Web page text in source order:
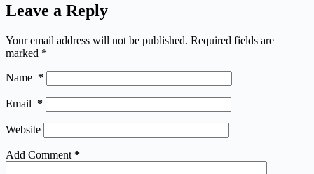
Leave a Reply
Your email address will not be published. Required fields are
marked *
Name *
Email *
Website
Add Comment *